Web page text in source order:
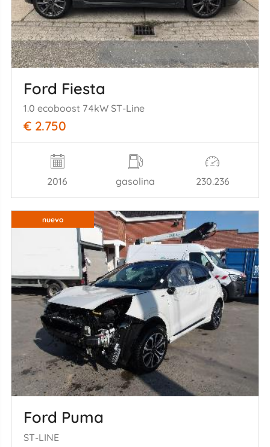
Ford Fiesta
1.0 ecoboost 74kW ST-Line
€ 2.750
2016 gasolina 230.236
nuevo
Ford Puma
ST-LINE